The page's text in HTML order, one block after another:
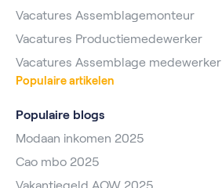
Vacatures Assemblagemonteur
Vacatures Productiemedewerker
Vacatures Assemblage medewerker
Populaire artikelen
Populaire blogs
Modaan inkomen 2025
Cao mbo 2025